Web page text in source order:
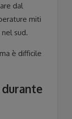
dal
miti
sud.
è difficile
durante